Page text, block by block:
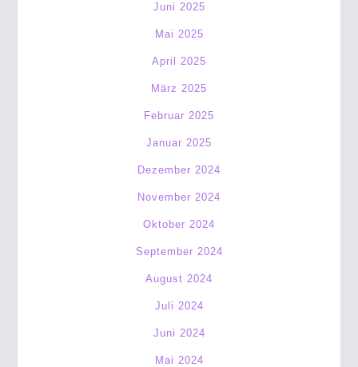
Juni 2025
Mai 2025
April 2025
März 2025
Februar 2025
Januar 2025
Dezember 2024
November 2024
Oktober 2024
September 2024
August 2024
Juli 2024
Juni 2024
Mai 2024